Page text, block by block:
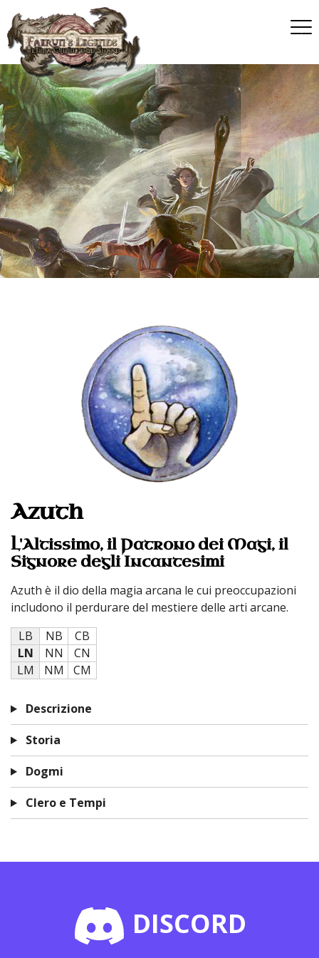
Azuth
L'Altissimo, il Patrono dei Magi, il
Signore degli Incantesimi
Azuth è il dio della magia arcana le cui preoccupazioni
includono il perdurare del mestiere delle arti arcane.
LB
NB
CB
LN
NN
CN
LM
NM CM
Descrizione
Storia
Dogmi
Clero e Tempi
DISCORD